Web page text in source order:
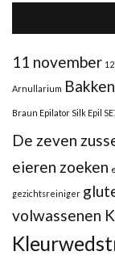
11 november
Arnullarium Bakken
Braun Epilator Silk Epil
De zeven
eieren zoeken
gezichtsreiniger
volwassenen